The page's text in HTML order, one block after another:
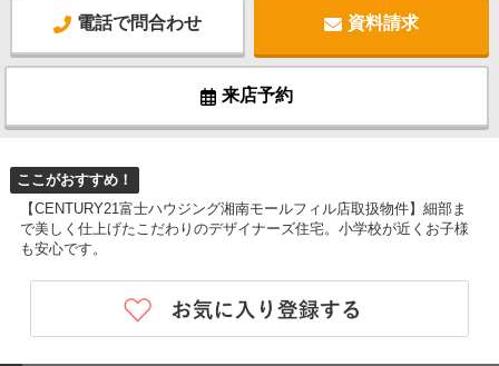
電話で問合わせ 資料請求
来店予約
ここがおすすめ！
【CENTURY21富士ハウジング湘南モールフィル店取扱物件】細部ま
で美しく仕上げたこだわりのデザイナーズ住宅。小学校が近くお子様
も安心です。